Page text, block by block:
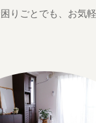
りごとでも、お気